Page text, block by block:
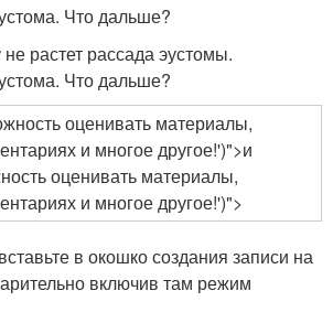
оценивать материалы,
и многое другое!')">и
оценивать материалы,
и многое другое!')">
в окошко создания записи на
включив там режим